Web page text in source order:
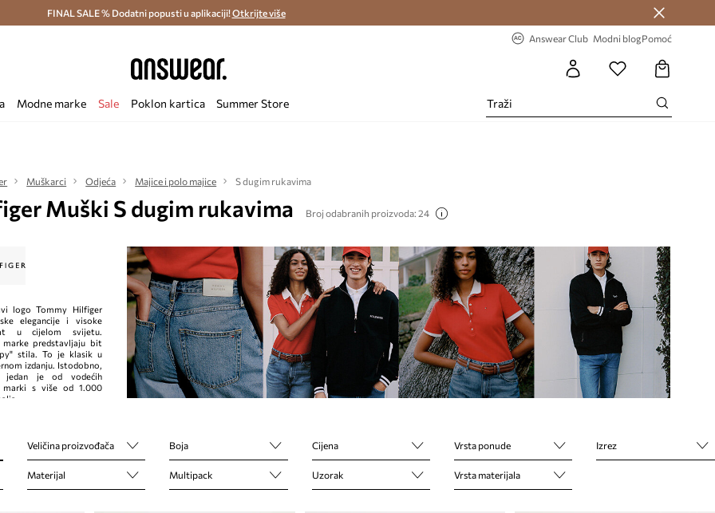
i povrat (od 70€) > Dostava u roku 48 sati >
FINAL SALE % Dodatni popusti u aplikaciji!Otkrijte više
Answear Club Modni blogPomoć
Modne marke Sale Poklon kartica Summer Store
Muškarci Odjeća Majice i polo majice S dugim rukavima
Muški S dugim rukavima Broj odabranih proizvoda: 24
logo Tommy Hilfiger
elegancije i visoke
u cijelom svijetu.
marke predstavljaju bit
stila. To je klasik u
izdanju. Istodobno,
jedan je od vodećih
marki s ​​više od 1.000
Veličina proizvođača Boja Cijena Vrsta ponude Izrez
Materijal Multipack Uzorak Vrsta materijala